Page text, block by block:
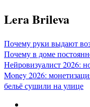
Перейти
к
Lera Brileva
Почему руки выдают
Почему в доме
Нейровизуалист 2026:
Money 2026:
бельё сушили на улице